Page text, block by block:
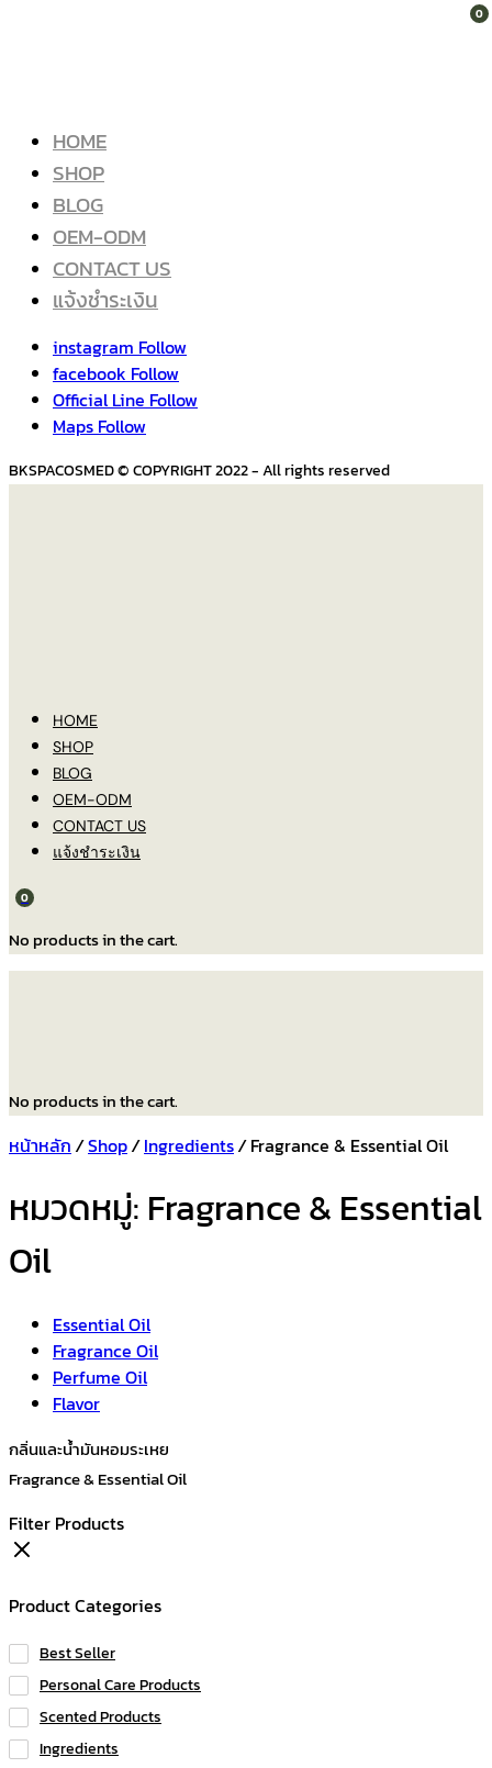
HOME
SHOP
BLOG
OEM-ODM
CONTACT US
แจ้งชำระเงิน
instagram Follow
facebook Follow
Official Line Follow
Maps Follow
BKSPACOSMED © COPYRIGHT 2022 - All rights reserved
HOME
SHOP
BLOG
OEM-ODM
CONTACT US
แจ้งชำระเงิน
0
No products in the cart.
0
No products in the cart.
หน้าหลัก /Shop/Ingredients/Fragrance & Essential Oil
หมวดหมู่: Fragrance & Essential
Oil
Essential Oil
Fragrance Oil
Perfume Oil
Flavor
กลิ่นและน้ำมันหอมระเหย
Fragrance & Essential Oil
Filter Products
Product Categories
Best Seller
Personal Care Products
Scented Products
Ingredients